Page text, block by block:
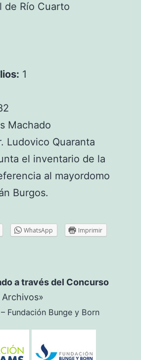
de Río Cuarto
1
Machado
Ludovico Quaranta
el inventario de la
al mayordomo
Burgos.
WhatsApp Imprimir
a través del Concurso
Fundación Bunge y Born